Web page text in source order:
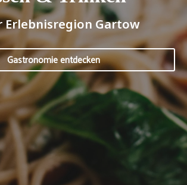
Erlebnisregion Gartow
Gastronomie entdecken